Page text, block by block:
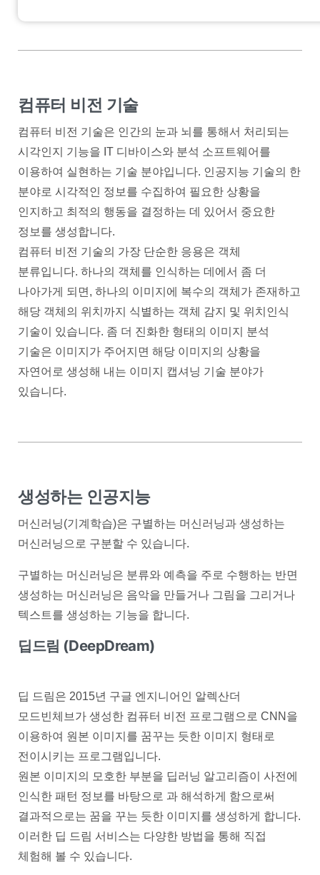
컴퓨터 비전 기술
컴퓨터 비전 기술은 인간의 눈과 뇌를 통해서 처리되는
시각인지 기능을 IT 디바이스와 분석 소프트웨어를
이용하여 실현하는 기술 분야입니다. 인공지능 기술의 한
분야로 시각적인 정보를 수집하여 필요한 상황을
인지하고 최적의 행동을 결정하는 데 있어서 중요한
정보를 생성합니다.
컴퓨터 비전 기술의 가장 단순한 응용은 객체
분류입니다. 하나의 객체를 인식하는 데에서 좀 더
나아가게 되면, 하나의 이미지에 복수의 객체가 존재하고
해당 객체의 위치까지 식별하는 객체 감지 및 위치인식
기술이 있습니다. 좀 더 진화한 형태의 이미지 분석
기술은 이미지가 주어지면 해당 이미지의 상황을
자연어로 생성해 내는 이미지 캡셔닝 기술 분야가
있습니다.
생성하는 인공지능
머신러닝(기계학습)은 구별하는 머신러닝과 생성하는
머신러닝으로 구분할 수 있습니다.
구별하는 머신러닝은 분류와 예측을 주로 수행하는 반면
생성하는 머신러닝은 음악을 만들거나 그림을 그리거나
텍스트를 생성하는 기능을 합니다.
딥드림 (DeepDream)
딥 드림은 2015년 구글 엔지니어인 알렉산더
모드빈체브가 생성한 컴퓨터 비전 프로그램으로 CNN을
이용하여 원본 이미지를 꿈꾸는 듯한 이미지 형태로
전이시키는 프로그램입니다.
원본 이미지의 모호한 부분을 딥러닝 알고리즘이 사전에
인식한 패턴 정보를 바탕으로 과 해석하게 함으로써
결과적으로는 꿈을 꾸는 듯한 이미지를 생성하게 합니다.
이러한 딥 드림 서비스는 다양한 방법을 통해 직접
체험해 볼 수 있습니다.